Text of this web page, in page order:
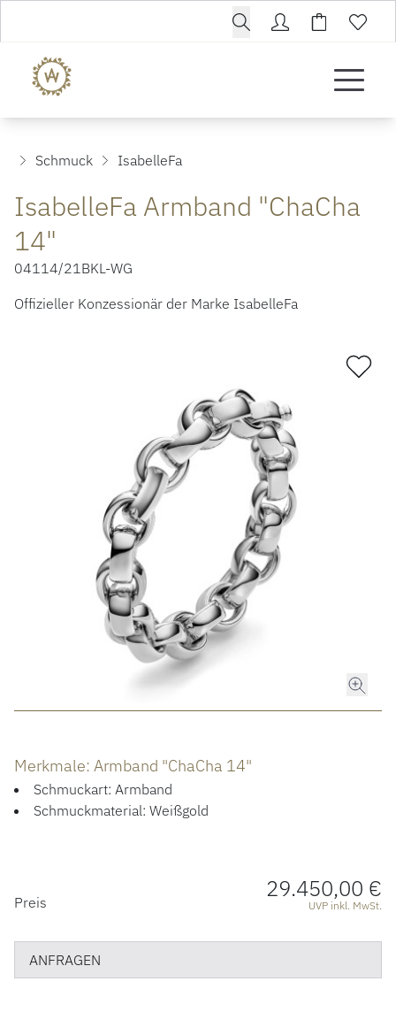
ROLEX CERTIFIED PRE-OWNED
ÜBER UNS
Schmuck IsabelleFa
IsabelleFa Armband "ChaCha
14"
04114/21BKL-WG
Offizieller Konzessionär der Marke IsabelleFa
Merkmale: Armband "ChaCha 14"
Schmuckart: Armband
Schmuckmaterial: Weißgold
PREISINFORMATIONEN
Preis 29.450,00 €
UVP inkl. MwSt.
ANFRAGEN